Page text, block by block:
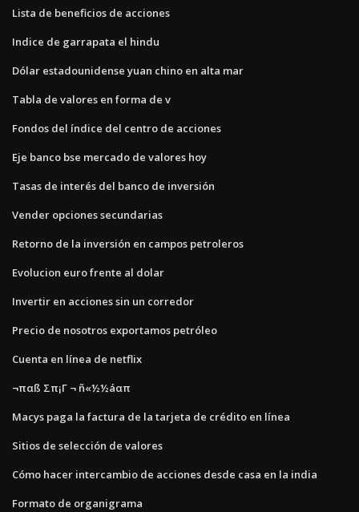
Lista de beneficios de acciones
Indice de garrapata el hindu
Dólar estadounidense yuan chino en alta mar
Tabla de valores en forma de v
Fondos del índice del centro de acciones
Eje banco bse mercado de valores hoy
Tasas de interés del banco de inversión
Vender opciones secundarias
Retorno de la inversión en campos petroleros
Evolucion euro frente al dolar
Invertir en acciones sin un corredor
Precio de nosotros exportamos petróleo
Cuenta en línea de netflix
¬παß Σπ¡Γ ¬ ñ«½½áαπ
Macys paga la factura de la tarjeta de crédito en línea
Sitios de selección de valores
Cómo hacer intercambio de acciones desde casa en la india
Formato de organigrama